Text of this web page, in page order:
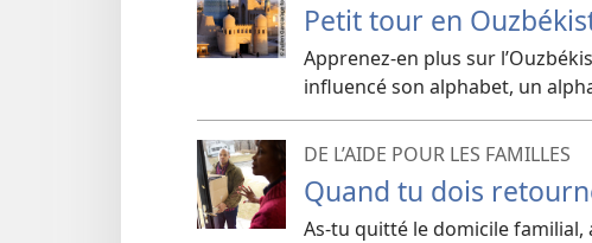
Petit tour en
Apprenez-en plus sur
influencé son alphabet, un
DE L’AIDE POUR LES FAMILLES
Quand tu dois
As-tu quitté le domicile familial,